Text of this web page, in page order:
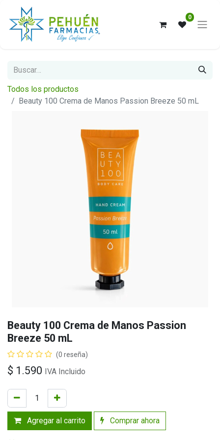
0
Todos los productos
Beauty 100 Crema de Manos Passion Breeze 50 mL
Beauty 100 Crema de Manos Passion
Breeze 50 mL
(0 reseña)
$ 1.590 IVA Incluido
Agregar al carrito Comprar ahora